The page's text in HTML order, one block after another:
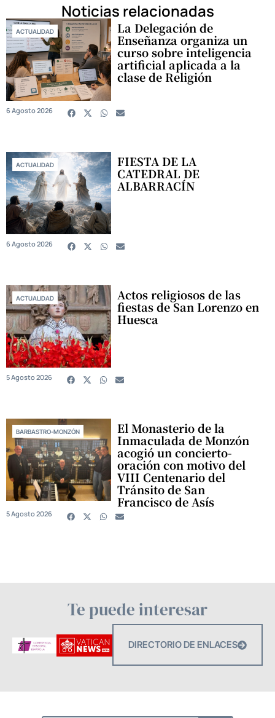
Noticias relacionadas
ACTUALIDAD La Delegación de
Enseñanza organiza un
curso sobre inteligencia
artificial aplicada a la
clase de Religión
6 Agosto 2026
ACTUALIDAD FIESTA DE LA
CATEDRAL DE
ALBARRACÍN
6 Agosto 2026
ACTUALIDAD Actos religiosos de las
fiestas de San Lorenzo en
Huesca
5 Agosto 2026
BARBASTRO-MONZÓN El Monasterio de la
Inmaculada de Monzón
acogió un concierto-
oración con motivo del
VIII Centenario del
Tránsito de San
Francisco de Asís
5 Agosto 2026
Te puede interesar
DIRECTORIO DE ENLACES